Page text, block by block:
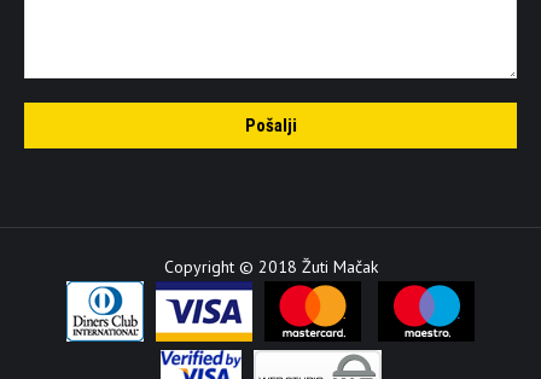
Copyright © 2018 Žuti Mačak